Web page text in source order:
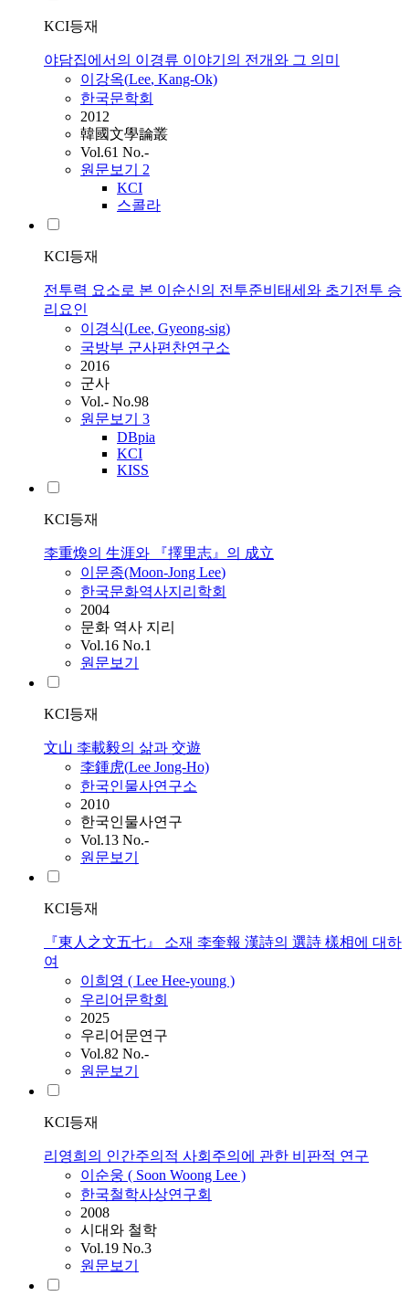
KCI등재
야담집에서의 이경류 이야기의 전개와 그 의미
이강옥(Lee, Kang-Ok)
한국문학회
2012
韓國文學論叢
Vol.61 No.-
원문보기 2
KCI
스콜라
KCI등재
전투력 요소로 본 이순신의 전투준비태세와 초기전투 승
리요인
이경식(Lee, Gyeong-sig)
국방부 군사편찬연구소
2016
군사
Vol.- No.98
원문보기 3
DBpia
KCI
KISS
KCI등재
李重煥의 生涯와 『擇里志』의 成立
이문종(Moon-Jong Lee)
한국문화역사지리학회
2004
문화 역사 지리
Vol.16 No.1
원문보기
KCI등재
文山 李載毅의 삶과 交遊
李鍾虎(Lee Jong-Ho)
한국인물사연구소
2010
한국인물사연구
Vol.13 No.-
원문보기
KCI등재
『東人之文五七』 소재 李奎報 漢詩의 選詩 樣相에 대하
여
이희영 ( Lee Hee-young )
우리어문학회
2025
우리어문연구
Vol.82 No.-
원문보기
KCI등재
리영희의 인간주의적 사회주의에 관한 비판적 연구
이순웅 ( Soon Woong Lee )
한국철학사상연구회
2008
시대와 철학
Vol.19 No.3
원문보기